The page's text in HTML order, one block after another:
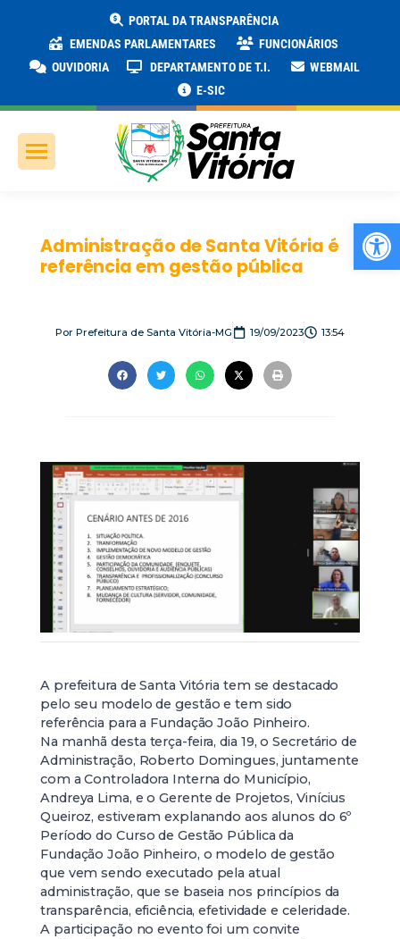
PORTAL DA TRANSPARÊNCIA
EMENDAS PARLAMENTARES
FUNCIONÁRIOS
OUVIDORIA
DEPARTAMENTO DE T.I.
WEBMAIL
E-SIC
Administração de Santa Vitória é
referência em gestão pública
Por Prefeitura de Santa Vitória-MG 19/09/2023 13:54
A prefeitura de Santa Vitória tem se destacado
pelo seu modelo de gestão e tem sido
referência para a Fundação João Pinheiro.
Na manhã desta terça-feira, dia 19, o Secretário de
Administração, Roberto Domingues, juntamente
com a Controladora Interna do Município,
Andreya Lima, e o Gerente de Projetos, Vinícius
Queiroz, estiveram explanando aos alunos do 6º
Período do Curso de Gestão Pública da
Fundação João Pinheiro, o modelo de gestão
que vem sendo executado pela atual
administração, que se baseia nos princípios da
transparência, eficiência, efetividade e celeridade.
A participação no evento foi um convite